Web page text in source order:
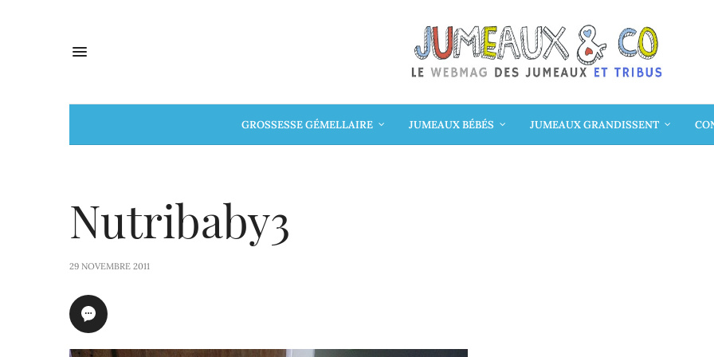
GROSSESSE GÉMELLAIRE JUMEAUX BÉBÉS JUMEAUX GRANDISSENT
Nutribaby3
29 NOVEMBRE 2011